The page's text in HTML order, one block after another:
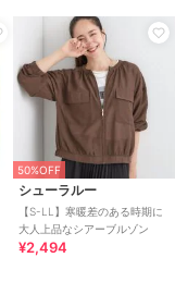
50%OFF
シューラルー
【S-LL】寒暖差のある時期に
大人上品なシアーブルゾン
¥2,494